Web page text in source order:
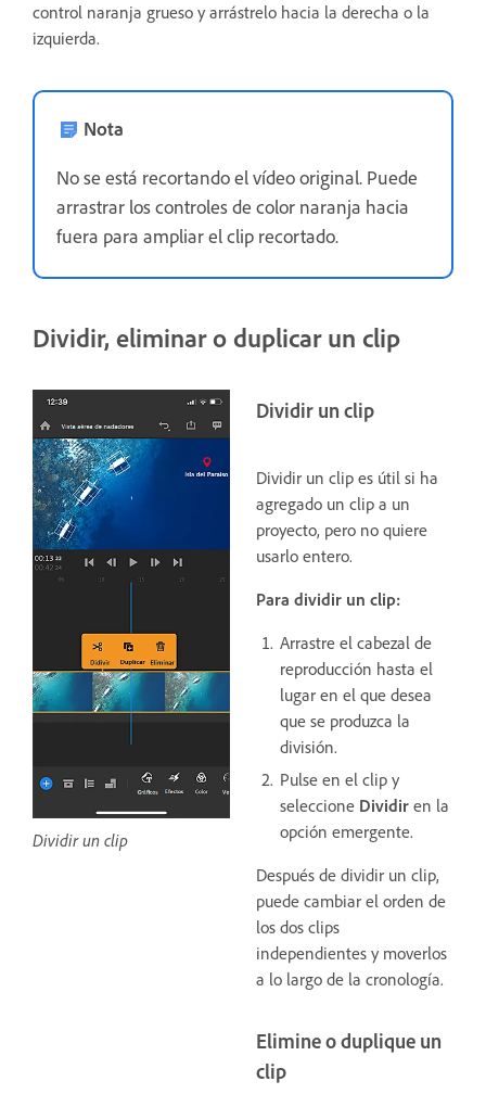
control naranja grueso y arrástrelo hacia la derecha o la
izquierda.
Nota
No se está recortando el vídeo original. Puede
arrastrar los controles de color naranja hacia
fuera para ampliar el clip recortado.
Dividir, eliminar o duplicar un clip
Dividir un clip
Dividir un clip es útil si ha
agregado un clip a un
proyecto, pero no quiere
usarlo entero.
Para dividir un clip:
Arrastre el cabezal de
reproducción hasta el
lugar en el que desea
que se produzca la
división.
Pulse en el clip y
seleccione Dividir en la
opción emergente.
Después de dividir un clip,
puede cambiar el orden de
los dos clips
independientes y moverlos
a lo largo de la cronología.
Elimine o duplique un
clip
Dividir un clip